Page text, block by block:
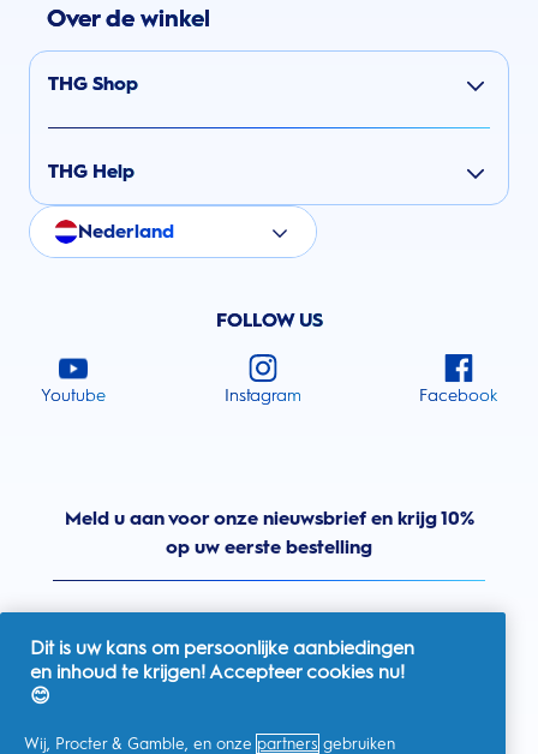
Over de winkel
THG Shop
THG Help
Nederland
FOLLOW US
Youtube Instagram Facebook
Meld u aan voor onze nieuwsbrief en krijg 10%
op uw eerste bestelling
Dit is uw kans om persoonlijke aanbiedingen
en inhoud te krijgen! Accepteer cookies nu!
😊
Wij, Procter & Gamble, en onze partners gebruiken